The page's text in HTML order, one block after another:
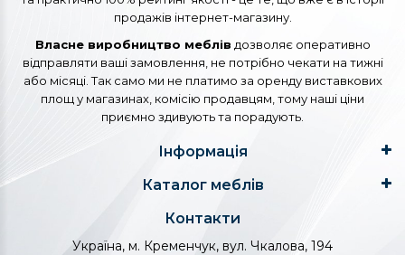
продажів інтернет-магазину.
Власне виробництво меблів дозволяє оперативно
відправляти ваші замовлення, не потрібно чекати на тижні
або місяці. Так само ми не платимо за оренду виставкових
площ у магазинах, комісію продавцям, тому наші ціни
приємно здивують та порадують.
Інформація
Каталог меблів
Контакти
Україна, м. Кременчук, вул. Чкалова, 194